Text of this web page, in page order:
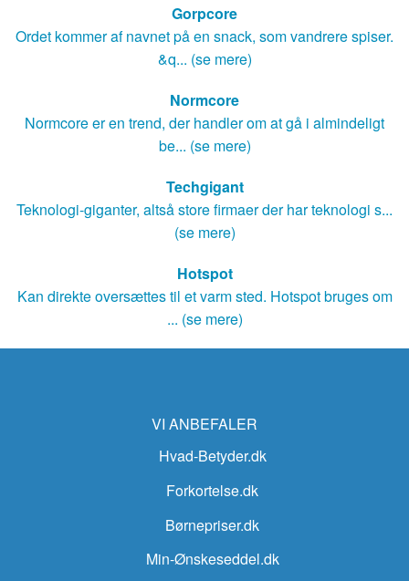
Gorpcore
Ordet kommer af navnet på en snack, som vandrere spiser.
&q... (se mere)
Normcore
Normcore er en trend, der handler om at gå i almindeligt
be... (se mere)
Techgigant
Teknologi-giganter, altså store firmaer der har teknologi s...
(se mere)
Hotspot
Kan direkte oversættes til et varm sted. Hotspot bruges om
... (se mere)
VI ANBEFALER
Hvad-Betyder.dk
Forkortelse.dk
Børnepriser.dk
Min-Ønskeseddel.dk